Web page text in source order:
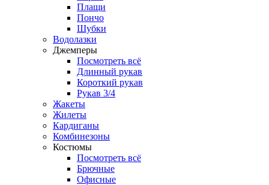
Плащи
Пончо
Шубки
Водолазки
Джемперы
Посмотреть всё
Длинный рукав
Короткий рукав
Рукав 3/4
Жакеты
Жилеты
Кардиганы
Комбинезоны
Костюмы
Посмотреть всё
Брючные
Офисные